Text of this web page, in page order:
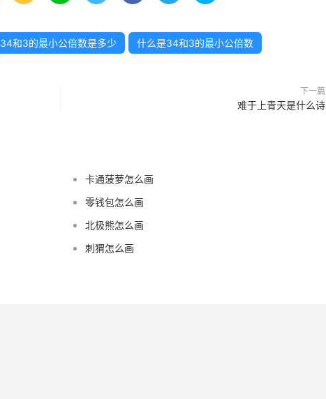
34和3的最小公倍数是多少 什么是34和3的最小公倍数
下一篇
难于上青天是什么诗
卡通菠萝怎么画
零钱包怎么画
北极熊怎么画
刺猬怎么画